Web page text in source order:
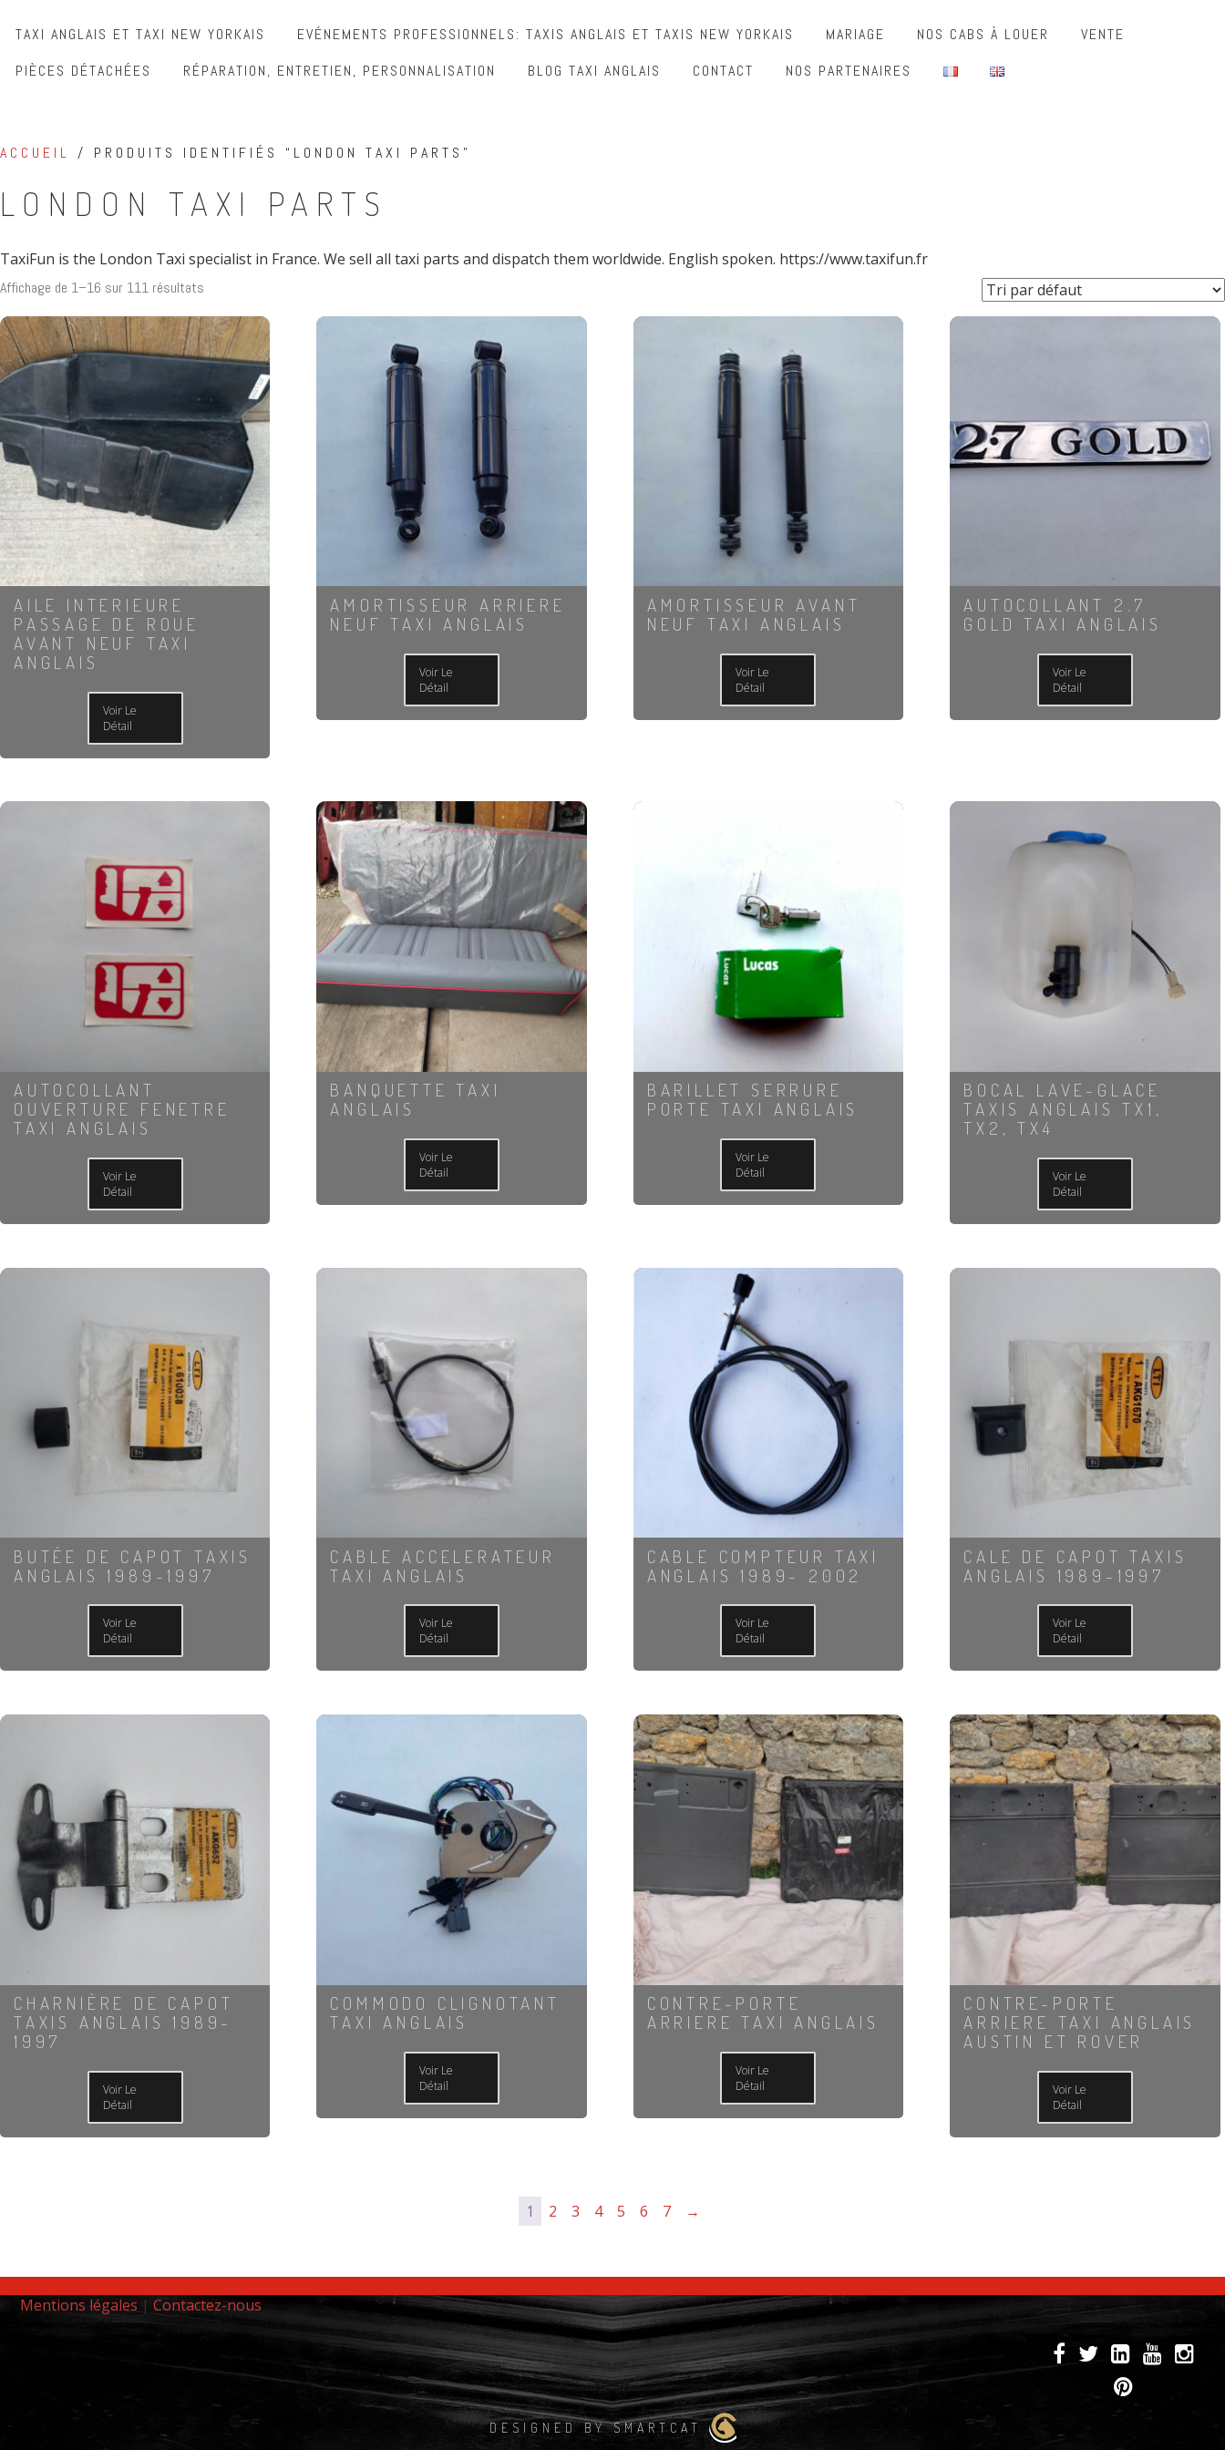
TAXI ANGLAIS ET TAXI NEW YORKAIS EVÉNEMENTS PROFESSIONNELS: TAXIS ANGLAIS ET TAXIS NEW YORKAIS MARIAGE NOS CABS À LOUER
VENTE
PIÈCES DÉTACHÉES
RÉPARATION, ENTRETIEN, PERSONNALISATION BLOG TAXI ANGLAIS CONTACT NOS PARTENAIRES
ACCUEIL / PRODUITS IDENTIFIÉS “LONDON TAXI PARTS”
LONDON TAXI PARTS
TaxiFun is the London Taxi specialist in France. We sell all taxi parts and dispatch them worldwide. English spoken. https://www.taxifun.fr
Affichage de 1–16 sur 111 résultats
AILE INTERIEURE
PASSAGE DE ROUE
AVANT NEUF TAXI
ANGLAIS
Voir Le
Détail
AMORTISSEUR ARRIERE
NEUF TAXI ANGLAIS
Voir Le
Détail
AMORTISSEUR AVANT
NEUF TAXI ANGLAIS
Voir Le
Détail
AUTOCOLLANT 2.7
GOLD TAXI ANGLAIS
Voir Le
Détail
AUTOCOLLANT
OUVERTURE FENETRE
TAXI ANGLAIS
Voir Le
Détail
BANQUETTE TAXI
ANGLAIS
Voir Le
Détail
BARILLET SERRURE
PORTE TAXI ANGLAIS
Voir Le
Détail
BOCAL LAVE-GLACE
TAXIS ANGLAIS TX1,
TX2, TX4
Voir Le
Détail
BUTÉE DE CAPOT TAXIS
ANGLAIS 1989-1997
Voir Le
Détail
CABLE ACCELERATEUR
TAXI ANGLAIS
Voir Le
Détail
CABLE COMPTEUR TAXI
ANGLAIS 1989- 2002
Voir Le
Détail
CALE DE CAPOT TAXIS
ANGLAIS 1989-1997
Voir Le
Détail
CHARNIÈRE DE CAPOT
TAXIS ANGLAIS 1989-
1997
Voir Le
Détail
COMMODO CLIGNOTANT
TAXI ANGLAIS
Voir Le
Détail
CONTRE-PORTE
ARRIERE TAXI ANGLAIS
Voir Le
Détail
CONTRE-PORTE
ARRIERE TAXI ANGLAIS
AUSTIN ET ROVER
Voir Le
Détail
1 2 3 4 5 6 7 →
Mentions légales | Contactez-nous
DESIGNED BY SMARTCAT